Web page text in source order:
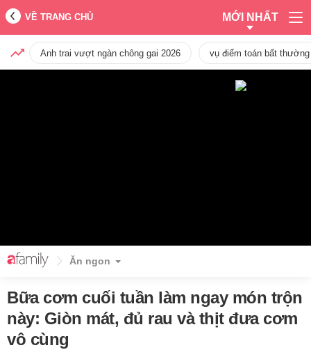
VỀ TRANG CHỦ MỚI NHẤT
Anh trai vượt ngàn chông gai 2026 vụ điểm toán bất
Ăn ngon
Bữa cơm cuối tuần làm ngay món trộn
này: Giòn mát, đủ rau và thịt đưa cơm
vô cùng